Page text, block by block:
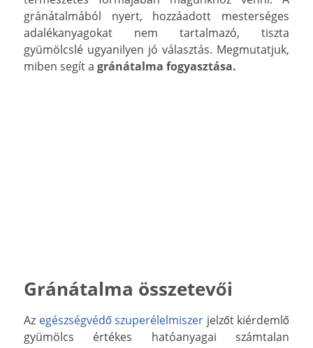
gránátalmából nyert, hozzáadott mesterséges
adalékanyagokat nem tartalmazó, tiszta
gyümölcslé ugyanilyen jó választás. Megmutatjuk,
miben segít a gránátalma fogyasztása.
Gránátalma összetevői
Az egészségvédő szuperélelmiszer jelzőt kiérdemlő
gyümölcs értékes hatóanyagai számtalan